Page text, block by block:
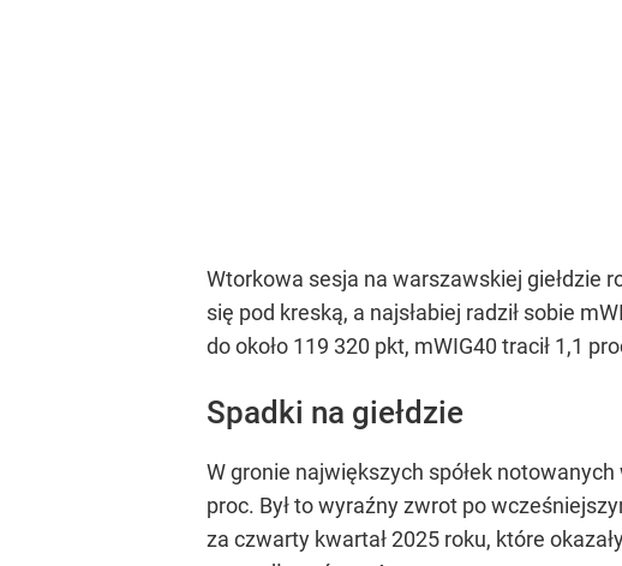
Wtorkowa sesja na warszawskiej giełdzie
się pod kreską, a najsłabiej radził sobie
do około 119 320 pkt, mWIG40 tracił 1,1
Spadki na giełdzie
W gronie największych spółek
proc. Był to wyraźny zwrot po
za czwarty kwartał 2025 roku, które